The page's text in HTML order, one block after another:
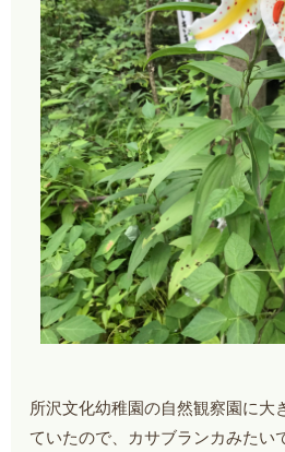
所沢文化幼稚園の自然観察園に大
ていたので、カサブランカみたい